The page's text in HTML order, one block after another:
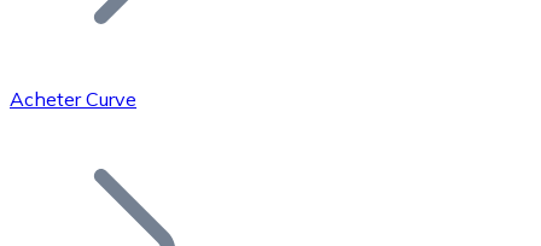
Bitcoin
Acheter Curve